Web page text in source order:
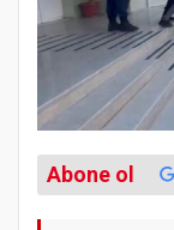
Abone ol